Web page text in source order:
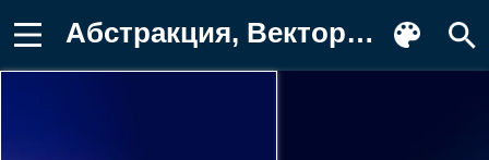
Абстракция, Вектор Картинка